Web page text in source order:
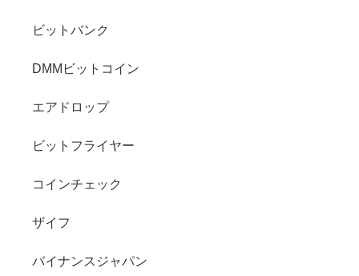
ビットバンク
DMMビットコイン
エアドロップ
ビットフライヤー
コインチェック
ザイフ
バイナンスジャパン